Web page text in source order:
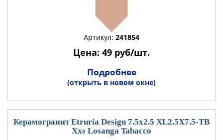
Артикул: 241854
Цена: 49 руб/шт.
Подробнее
(открыть в новом окне)
Керамогранит Etruria Design 7.5x2.5 XL2.5X7.5-TB
Xxs Losanga Tabacco